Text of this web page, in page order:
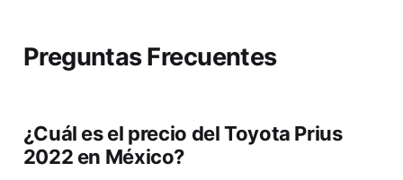
Preguntas Frecuentes
¿Cuál es el precio del Toyota Prius
2022 en México?